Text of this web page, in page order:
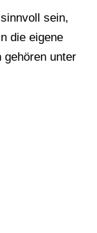
sein,
die eigene
gehören unter